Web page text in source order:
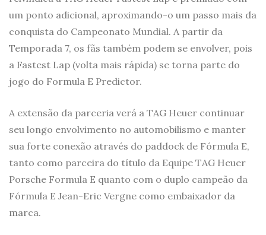
um ponto adicional, aproximando-o um passo mais da
conquista do Campeonato Mundial. A partir da
Temporada 7, os fãs também podem se envolver, pois
a Fastest Lap (volta mais rápida) se torna parte do
jogo do Formula E Predictor.
A extensão da parceria verá a TAG Heuer continuar
seu longo envolvimento no automobilismo e manter
sua forte conexão através do paddock de Fórmula E,
tanto como parceira do título da Equipe TAG Heuer
Porsche Formula E quanto com o duplo campeão da
Fórmula E Jean-Eric Vergne como embaixador da
marca.